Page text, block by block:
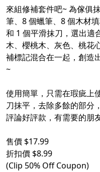
來組修補套件吧~ 為傢俱
筆、8 個蠟筆、8 個木材
和 1 個平滑抹刀，選出適
木、櫻桃木、灰色、桃花
補標記混合在一起，創造
~
使用簡單，只需在瑕疵上
刀抹平，去除多餘的部分
評論好評款，有需要的朋
售價 $17.99
折扣價 $8.99
(Clip 50% Off Coupon)